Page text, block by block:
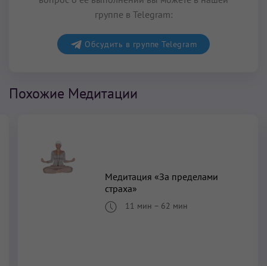
группе в Telegram:
Обсудить в группе Telegram
Похожие Медитации
Медитация «За пределами
страха»
11 мин – 62 мин